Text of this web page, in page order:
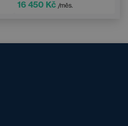
16 450 Kč /měs.